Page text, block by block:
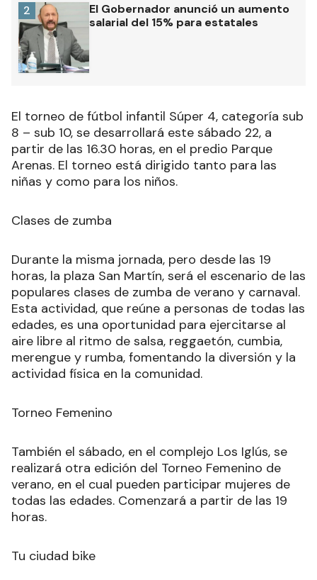
El Gobernador anunció un aumento
salarial del 15% para estatales
2
El torneo de fútbol infantil Súper 4, categoría sub
8 – sub 10, se desarrollará este sábado 22, a
partir de las 16.30 horas, en el predio Parque
Arenas. El torneo está dirigido tanto para las
niñas y como para los niños.
Clases de zumba
Durante la misma jornada, pero desde las 19
horas, la plaza San Martín, será el escenario de las
populares clases de zumba de verano y carnaval.
Esta actividad, que reúne a personas de todas las
edades, es una oportunidad para ejercitarse al
aire libre al ritmo de salsa, reggaetón, cumbia,
merengue y rumba, fomentando la diversión y la
actividad física en la comunidad.
Torneo Femenino
También el sábado, en el complejo Los Iglús, se
realizará otra edición del Torneo Femenino de
verano, en el cual pueden participar mujeres de
todas las edades. Comenzará a partir de las 19
horas.
Tu ciudad bike